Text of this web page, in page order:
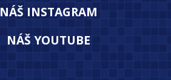
NÁŠ INSTAGRAM
NÁŠ YOUTUBE